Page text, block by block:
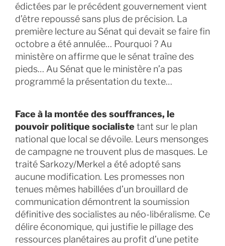
édictées par le précédent gouvernement vient
d’être repoussé sans plus de précision. La
première lecture au Sénat qui devait se faire fin
octobre a été annulée… Pourquoi ? Au
ministère on affirme que le sénat traîne des
pieds… Au Sénat que le ministère n’a pas
programmé la présentation du texte…
Face à la montée des souffrances, le
pouvoir politique socialiste tant sur le plan
national que local se dévoile. Leurs mensonges
de campagne ne trouvent plus de masques. Le
traité Sarkozy/Merkel a été adopté sans
aucune modification. Les promesses non
tenues mêmes habillées d’un brouillard de
communication démontrent la soumission
définitive des socialistes au néo-libéralisme. Ce
délire économique, qui justifie le pillage des
ressources planétaires au profit d’une petite